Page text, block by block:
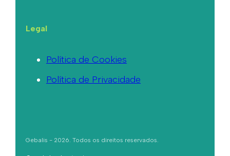
Legal
Política de Cookies
Política de Privacidade
Gebalis - 2026. Todos os direitos reservados.